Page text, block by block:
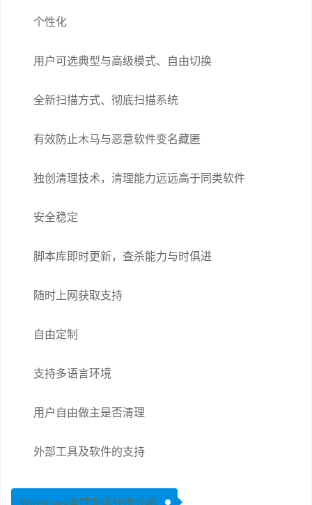
个性化
用户可选典型与高级模式、自由切换
全新扫描方式、彻底扫描系统
有效防止木马与恶意软件变名藏匿
独创清理技术，清理能力远远高于同类软件
安全稳定
脚本库即时更新，查杀能力与时俱进
随时上网获取支持
自由定制
支持多语言环境
用户自由做主是否清理
外部工具及软件的支持